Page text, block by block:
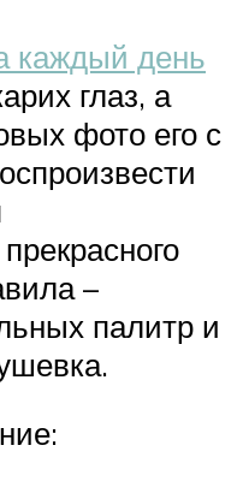
каждый день
глаз, а
фото его с
–
палитр и